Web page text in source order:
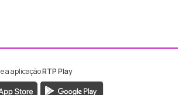
Madeira
Madeira
a aplicaçãoRTP Play